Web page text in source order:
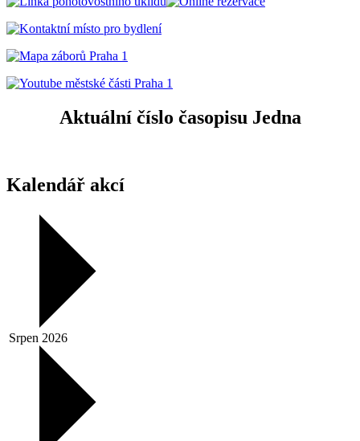
Aktuální číslo časopisu Jedna
Kalendář akcí
Srpen 2026